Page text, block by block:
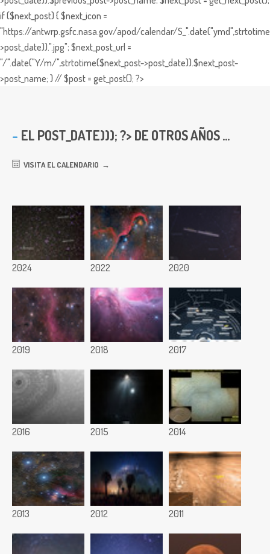
if ($next_post) { $next_icon =
"https://antwrp.gsfc.nasa.gov/apod/calendar/
>post_date)).".jpg"; $next_post_url =
"/".date("Y/m/",strtotime($next_post->post_date)).$next_post-
>post_name; } // $post = get_post(); ?>
EL POST_DATE))); ?> DE OTROS AÑOS ...
VISITA EL CALENDARIO
2024 2022 2020
2019 2018 2017
2016 2015 2014
2013 2012 2011